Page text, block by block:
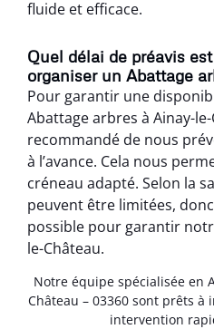
fluide et efficace.
Quel délai de préavis
organiser un Abattage
Pour garantir une
Abattage arbres à Ainay-
recommandé de nous
à l’avance. Cela nous
créneau adapté. Selon la
peuvent être limitées,
possible pour garantir
le-Château.
Notre équipe spécialisée en
Château – 03360 sont prêts
intervention